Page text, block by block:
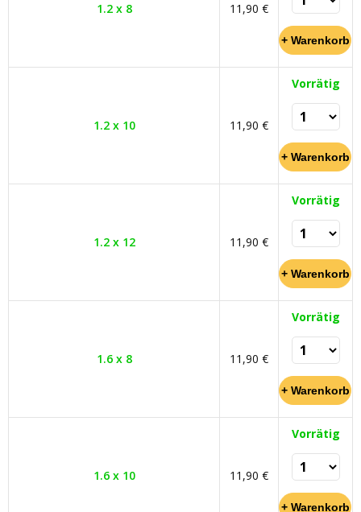
1.2 x 8 11,90 €
1.2 x 10 11,90 €
Vorrätig
1.2 x 12 11,90 €
Vorrätig
1.6 x 8 11,90 €
Vorrätig
1.6 x 10 11,90 €
Vorrätig